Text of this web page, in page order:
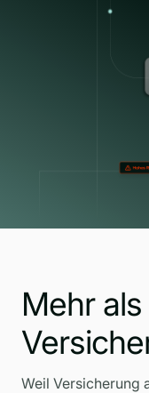
Mehr als
Weil Versicherung